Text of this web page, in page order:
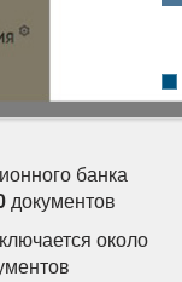
банка
документо
около